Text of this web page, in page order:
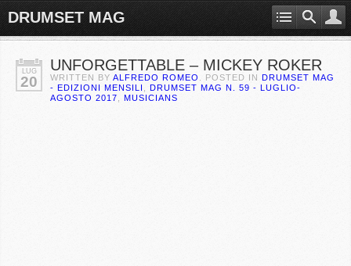
DRUMSET MAG
LUG
20
UNFORGETTABLE – MICKEY ROKER
WRITTEN BY ALFREDO ROMEO . POSTED IN DRUMSET MAG
- EDIZIONI MENSILI
DRUMSET MAG N. 59 - LUGLIO-
AGOSTO 2017
MUSICIANS